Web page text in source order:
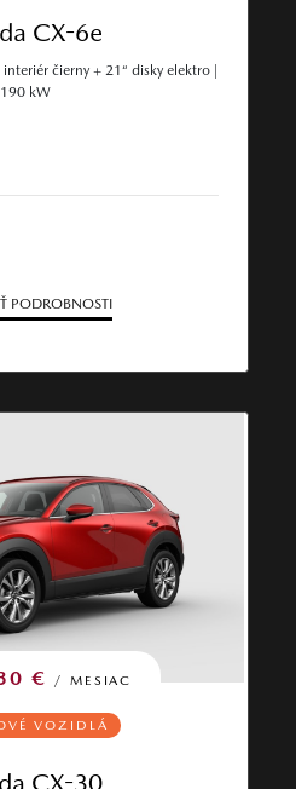
CX-6e
čierny + 21“ disky elektro |
190 kW
PODROBNOSTI
€ / MESIAC
VOZIDLÁ
CX-30